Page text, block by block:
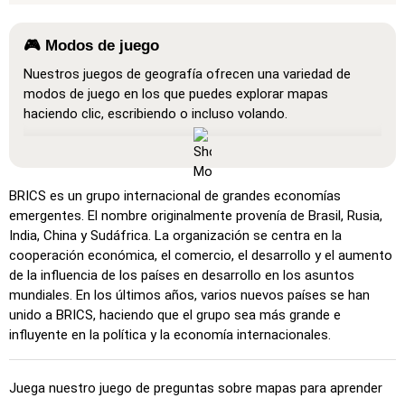
🎮 Modos de juego
Nuestros juegos de geografía ofrecen una variedad de
modos de juego en los que puedes explorar mapas
haciendo clic, escribiendo o incluso volando.
: Un modo de aprendizaje donde todas las
ubicaciones son visibles en el mapa, lo que facilita el
Haz clic en… (muy fácil): Funciona como 'Haz clic en…',
pero al pasar el cursor sobre una ubicación, se muestra su
nombre.
Haz clic en… (fácil): Similar a 'Haz clic en…', pero se
resaltan tres ubicaciones posibles para facilitar la
selección.
BRICS es un grupo internacional de grandes economías
emergentes. El nombre originalmente provenía de Brasil, Rusia,
India, China y Sudáfrica. La organización se centra en la
cooperación económica, el comercio, el desarrollo y el aumento
de la influencia de los países en desarrollo en los asuntos
mundiales. En los últimos años, varios nuevos países se han
unido a BRICS, haciendo que el grupo sea más grande e
influyente en la política y la economía internacionales.
Juega nuestro juego de preguntas sobre mapas para aprender